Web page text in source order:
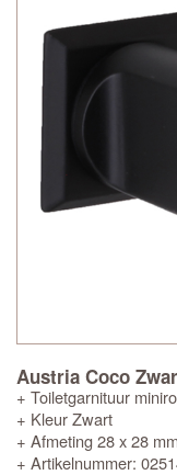
Austria Coco
+ Toiletgarnituur
+ Kleur Zwart
+ Afmeting 28 x 28
+ Artikelnummer: